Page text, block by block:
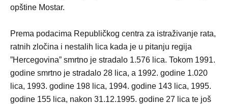
opštine Mostar.
Prema podacima Republičkog centra za istraživanje rata,
ratnih zločina i nestalih lica kada je u pitanju regija
”Hercegovina” smrtno je stradalo 1.576 lica. Tokom 1991.
godine smrtno je stradalo 28 lica, a 1992. godine 1.020
lica, 1993. godine 198 lica, 1994. godine 143 lica, 1995.
godine 155 lica, nakon 31.12.1995. godine 27 lica te još